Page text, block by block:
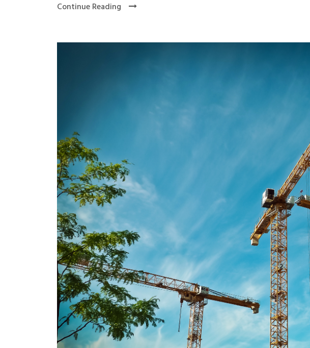
Continue Reading